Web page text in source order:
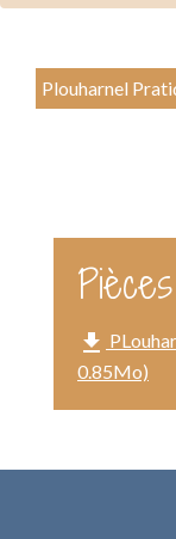
Plouharnel
file_download
0.85Mo)